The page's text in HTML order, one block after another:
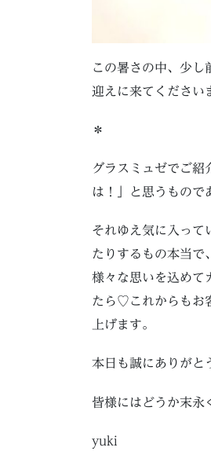
この暑さの中、少
迎えに来てください
＊
グラスミュゼでご紹
は！」と思うもので
それゆえ気に入って
たりするもの本当で
様々な思いを込めて
たら♡これからもお
上げます。
本日も誠にありがと
皆様にはどうか末永
yuki